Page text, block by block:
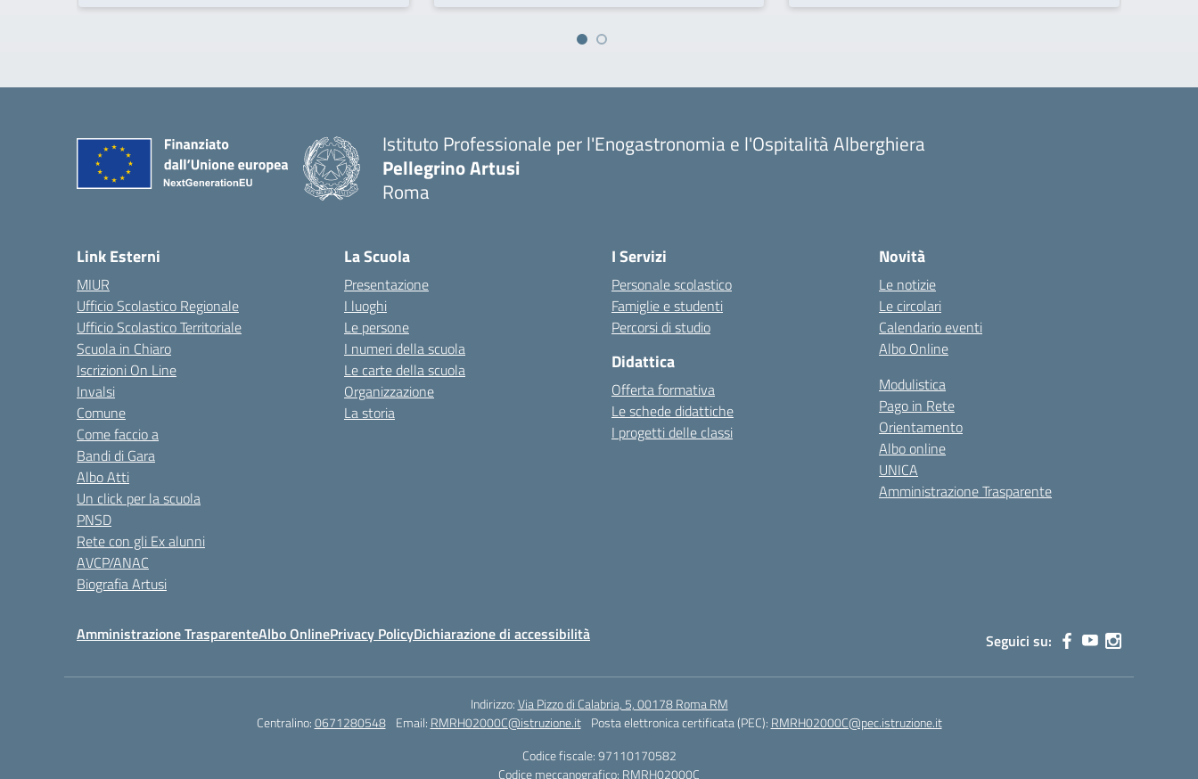
Istituto Professionale per l'Enogastronomia e l'Ospitalità Alberghiera
Pellegrino Artusi
Roma
Link Esterni
MIUR
Ufficio Scolastico Regionale
Ufficio Scolastico Territoriale
Scuola in Chiaro
Iscrizioni On Line
Invalsi
Comune
Come faccio a
Bandi di Gara
Albo Atti
Un click per la scuola
PNSD
Rete con gli Ex alunni
AVCP/ANAC
Biografia Artusi
La Scuola
Presentazione
I luoghi
Le persone
I numeri della scuola
Le carte della scuola
Organizzazione
La storia
I Servizi
Personale scolastico
Famiglie e studenti
Percorsi di studio
Didattica
Offerta formativa
Le schede didattiche
I progetti delle classi
Novità
Le notizie
Le circolari
Calendario eventi
Albo Online
Modulistica
Pago in Rete
Orientamento
Albo online
UNICA
Amministrazione Trasparente
Amministrazione TrasparenteAlbo OnlinePrivacy PolicyDichiarazione di accessibilità Seguici su:
Indirizzo:Via Pizzo di Calabria, 5, 00178 Roma RM
Centralino:0671280548 Email: RMRH02000C@istruzione.it Posta elettronica certificata (PEC): RMRH02000C@pec.istruzione.it
Codice fiscale: 97110170582
Codice meccanografico: RMRH02000C